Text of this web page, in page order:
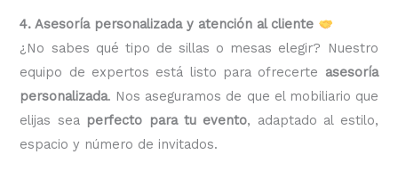
4. Asesoría personalizada y atención al cliente
¿No sabes qué tipo de sillas o mesas elegir? Nuestro
equipo de expertos está listo para ofrecerte asesoría
personalizada. Nos aseguramos de que el mobiliario que
elijas sea perfecto para tu evento, adaptado al estilo,
espacio y número de invitados.